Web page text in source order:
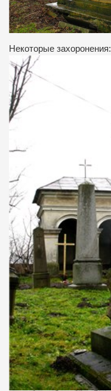
Некоторые захоронения: